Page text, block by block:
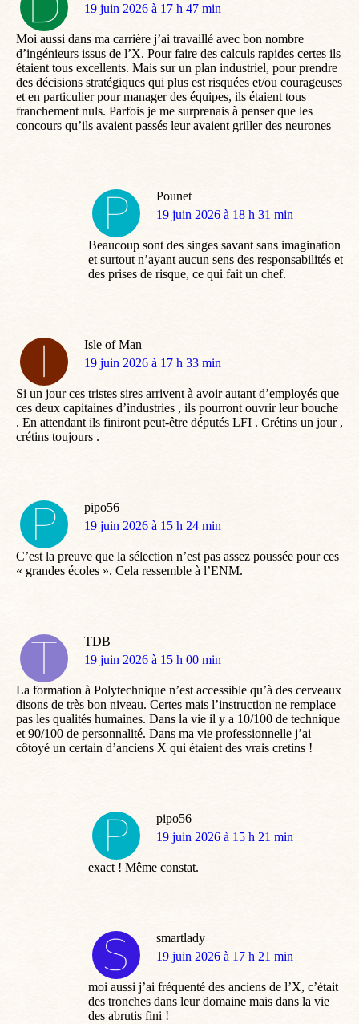
dit
19 juin 2026 à 17 h 47 min
Moi aussi dans ma carrière j’ai travaillé avec bon nombre
d’ingénieurs issus de l’X. Pour faire des calculs rapides certes ils
étaient tous excellents. Mais sur un plan industriel, pour prendre
des décisions stratégiques qui plus est risquées et/ou courageuses
et en particulier pour manager des équipes, ils étaient tous
franchement nuls. Parfois je me surprenais à penser que les
concours qu’ils avaient passés leur avaient griller des neurones
Pounet
dit
19 juin 2026 à 18 h 31 min
Beaucoup sont des singes savant sans imagination
et surtout n’ayant aucun sens des responsabilités et
des prises de risque, ce qui fait un chef.
Isle of Man
dit
19 juin 2026 à 17 h 33 min
Si un jour ces tristes sires arrivent à avoir autant d’employés que
ces deux capitaines d’industries , ils pourront ouvrir leur bouche
. En attendant ils finiront peut-être députés LFI . Crétins un jour ,
crétins toujours .
pipo56
dit
19 juin 2026 à 15 h 24 min
C’est la preuve que la sélection n’est pas assez poussée pour ces
« grandes écoles ». Cela ressemble à l’ENM.
TDB
dit
19 juin 2026 à 15 h 00 min
La formation à Polytechnique n’est accessible qu’à des cerveaux
disons de très bon niveau. Certes mais l’instruction ne remplace
pas les qualités humaines. Dans la vie il y a 10/100 de technique
et 90/100 de personnalité. Dans ma vie professionnelle j’ai
côtoyé un certain d’anciens X qui étaient des vrais cretins !
pipo56
dit
19 juin 2026 à 15 h 21 min
exact ! Même constat.
smartlady
dit
19 juin 2026 à 17 h 21 min
moi aussi j’ai fréquenté des anciens de l’X, c’était
des tronches dans leur domaine mais dans la vie
des abrutis fini !